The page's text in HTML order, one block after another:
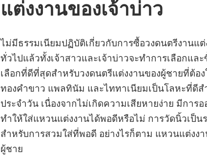
แต่งงานของเจ้าบ่าว
ไม่มีธรรมเนียมปฏิบัติเกี่ยวกับการซื้อวงดนตรีงานแต่
ทั่วไปแล้วทั้งเจ้าสาวและเจ้าบ่าวจะทำการเลือกแล
เลือกที่ดีที่สุดสำหรับวงดนตรีแต่งงานของผู้ชายที่ต้อ
ทองคำขาว แพลทินัม และไททาเนียมเป็นโลหะที่ดี
ประจำวัน เนื่องจากไม่เกิดความเสียหายง่าย มีการ
ทำให้ใส่แหวนแต่งงานได้พอดีหรือไม่ การวัดนิ้วเป็
สำหรับการสวมใส่ที่พอดี อย่างไรก็ตาม แหวนแต่งง
ผู้ชาย